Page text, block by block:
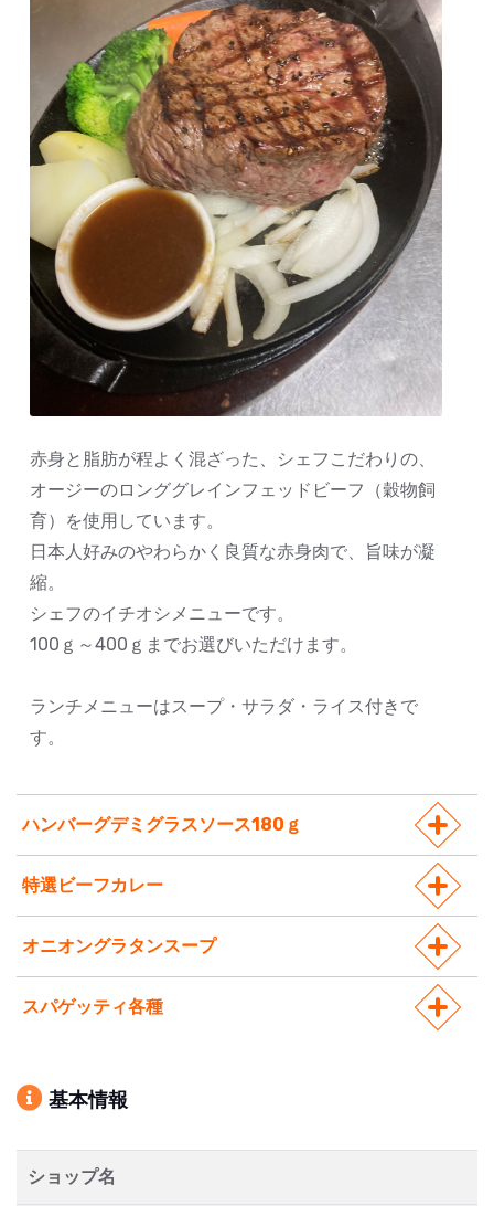
赤身と脂肪が程よく混ざった、シェフこだわりの、
オージーのロンググレインフェッドビーフ（穀物飼
育）を使用しています。
日本人好みのやわらかく良質な赤身肉で、旨味が凝
縮。
シェフのイチオシメニューです。
100ｇ～400ｇまでお選びいただけます。
ランチメニューはスープ・サラダ・ライス付きで
す。
ハンバーグデミグラスソース180ｇ
特選ビーフカレー
オニオングラタンスープ
スパゲッティ各種
基本情報
ショップ名